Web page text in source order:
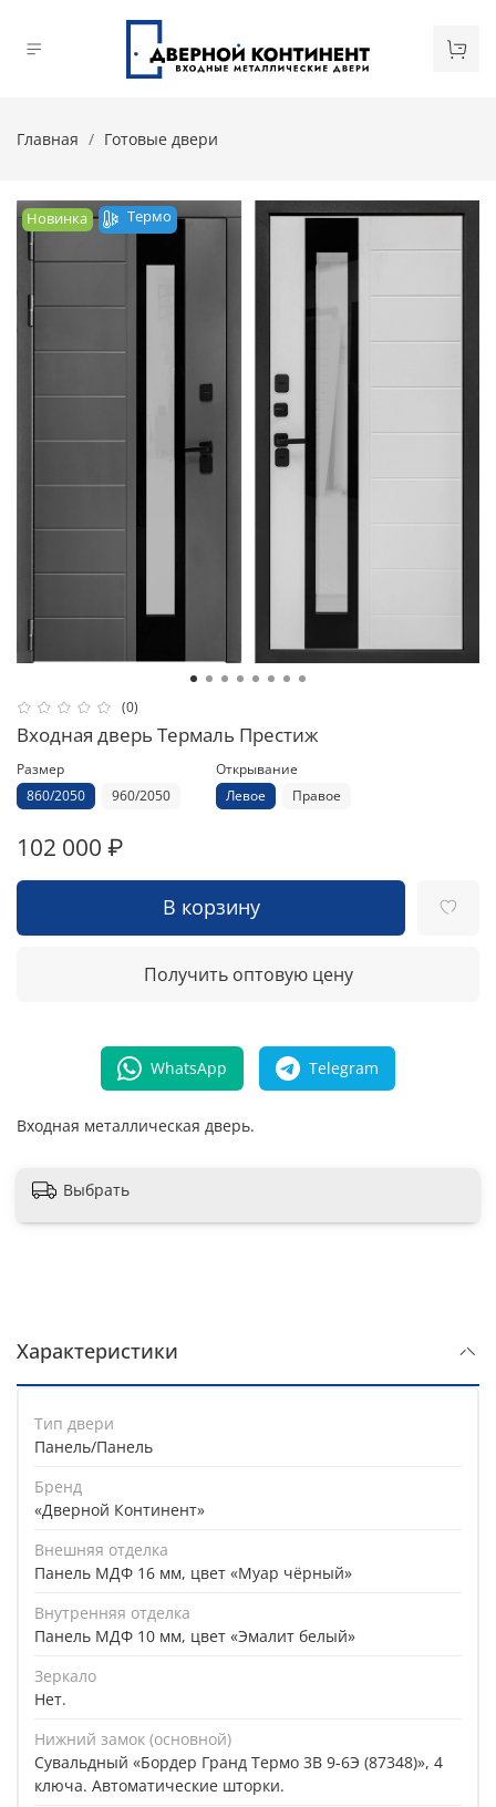
Главная Готовые двери
Новинка Термо
(0)
Входная дверь Термаль Престиж
Размер
860/2050
960/2050
Открывание
Левое
Правое
102 000 ₽
В корзину
Получить оптовую цену
WhatsApp Telegram
Входная металлическая дверь.
Выбрать
Характеристики
Тип двери
Панель/Панель
Бренд
«Дверной Континент»
Внешняя отделка
Панель МДФ 16 мм, цвет «Муар чёрный»
Внутренняя отделка
Панель МДФ 10 мм, цвет «Эмалит белый»
Зеркало
Нет.
Нижний замок (основной)
Сувальдный «Бордер Гранд Термо 3В 9-6Э (87348)», 4
ключа. Автоматические шторки.